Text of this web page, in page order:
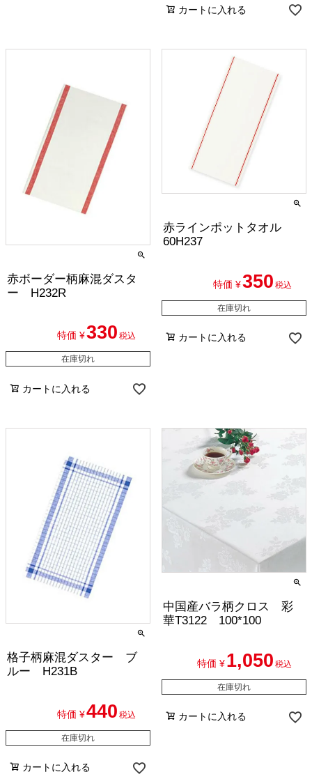
カートに入れる
赤ボーダー柄麻混ダスタ
ー H232R
特価 ¥330 税込
在庫切れ
カートに入れる
赤ラインポットタオル
60H237
特価 ¥350 税込
在庫切れ
カートに入れる
格子柄麻混ダスター ブ
ルー H231B
特価 ¥440 税込
在庫切れ
カートに入れる
中国産バラ柄クロス 彩
華T3122 100*100
特価 ¥ 1,050 税込
在庫切れ
カートに入れる